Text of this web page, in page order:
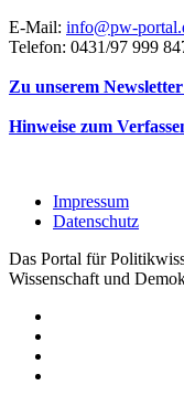
E-Mail: info@pw-
Telefon: 0431/97 999
Zu unserem
Hinweise zum
Impressum
Datenschutz
Das Portal für
Wissenschaft und